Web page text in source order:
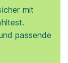
mit
passende